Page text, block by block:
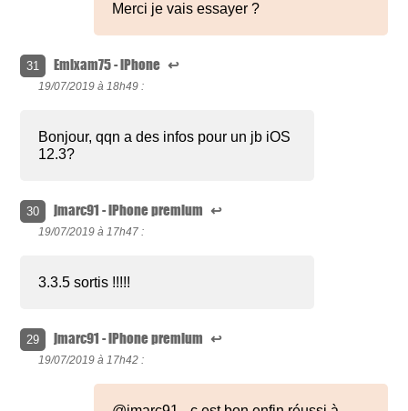
Merci je vais essayer ?
31 Emixam75 - iPhone ↩
19/07/2019 à 18h49 :
Bonjour, qqn a des infos pour un jb iOS
12.3?
30 jmarc91 - iPhone premium ↩
19/07/2019 à 17h47 :
3.3.5 sortis !!!!!
29 jmarc91 - iPhone premium ↩
19/07/2019 à 17h42 :